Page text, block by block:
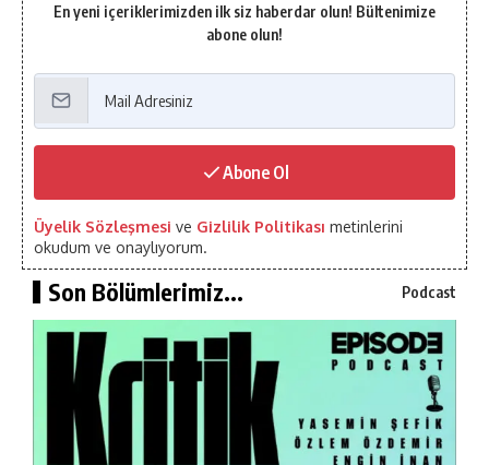
En yeni içeriklerimizden ilk siz haberdar olun! Bültenimize
abone olun!
Abone Ol
Üyelik Sözleşmesi ve Gizlilik Politikası metinlerini
okudum ve onaylıyorum.
Son Bölümlerimiz... Podcast